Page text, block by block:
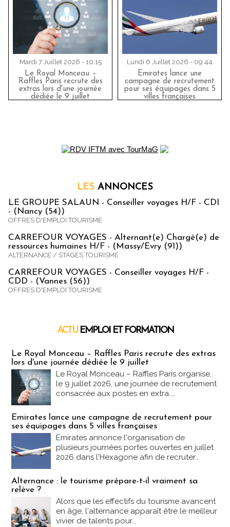
Mardi 7 Juillet 2026 - 10:15
Le Royal Monceau –
Raffles Paris recrute des
extras lors d'une journée
dédiée le 9 juillet
Lundi 6 Juillet 2026 - 09:44
Emirates lance une
campagne de recrutement
pour ses équipages dans 5
villes françaises
LES ANNONCES
LE GROUPE SALAUN - Conseiller voyages H/F - CDI
- (Nancy (54))
OFFRES D'EMPLOI TOURISME
CARREFOUR VOYAGES - Alternant(e) Chargé(e) de
ressources humaines H/F - (Massy/Evry (91))
ALTERNANCE / STAGES TOURISME
CARREFOUR VOYAGES - Conseiller voyages H/F -
CDD - (Vannes (56))
OFFRES D'EMPLOI TOURISME
ACTU EMPLOI ET FORMATION
Le Royal Monceau – Raffles Paris recrute des extras
lors d'une journée dédiée le 9 juillet
Le Royal Monceau – Raffles Paris organise,
le 9 juillet 2026, une journée de recrutement
consacrée aux postes en extra....
Emirates lance une campagne de recrutement pour
ses équipages dans 5 villes françaises
Emirates annonce l'organisation de
plusieurs journées portes ouvertes en juillet
2026 dans l'Hexagone afin de recruter...
Alternance : le tourisme prépare-t-il vraiment sa
relève ?
Alors que les effectifs du tourisme avancent
en âge, l'alternance apparaît être le meilleur
vivier de talents pour...